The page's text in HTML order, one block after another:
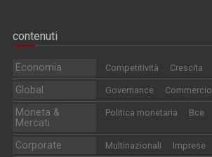
contenuti
Economia Competitività Crescita
Global Governance Commercio
Moneta &
Mercati
Politica monetaria Bce
Corporate Multinazionali Imprese